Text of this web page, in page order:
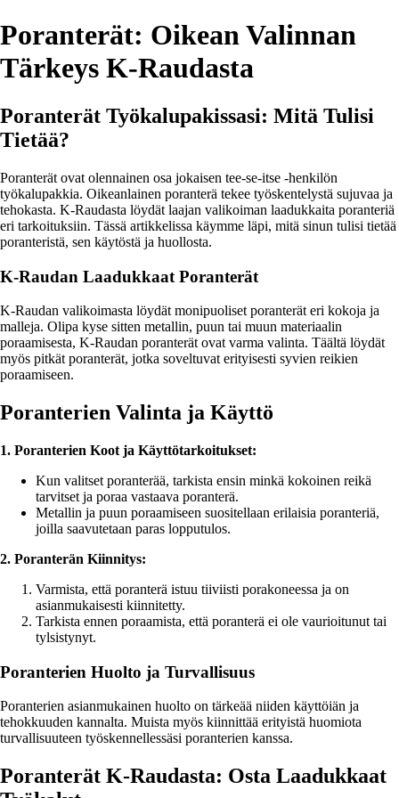
Poranterät: Oikean Valinnan
Tärkeys K-Raudasta
Poranterät Työkalupakissasi: Mitä Tulisi
Tietää?
Poranterät ovat olennainen osa jokaisen tee-se-itse -henkilön
työkalupakkia. Oikeanlainen poranterä tekee työskentelystä sujuvaa ja
tehokasta. K-Raudasta löydät laajan valikoiman laadukkaita poranteriä
eri tarkoituksiin. Tässä artikkelissa käymme läpi, mitä sinun tulisi tietää
poranteristä, sen käytöstä ja huollosta.
K-Raudan Laadukkaat Poranterät
K-Raudan valikoimasta löydät monipuoliset poranterät eri kokoja ja
malleja. Olipa kyse sitten metallin, puun tai muun materiaalin
poraamisesta, K-Raudan poranterät ovat varma valinta. Täältä löydät
myös pitkät poranterät, jotka soveltuvat erityisesti syvien reikien
poraamiseen.
Poranterien Valinta ja Käyttö
1. Poranterien Koot ja Käyttötarkoitukset:
Kun valitset poranterää, tarkista ensin minkä kokoinen reikä
tarvitset ja poraa vastaava poranterä.
Metallin ja puun poraamiseen suositellaan erilaisia poranteriä,
joilla saavutetaan paras lopputulos.
2. Poranterän Kiinnitys:
Varmista, että poranterä istuu tiiviisti porakoneessa ja on
asianmukaisesti kiinnitetty.
Tarkista ennen poraamista, että poranterä ei ole vaurioitunut tai
tylsistynyt.
Poranterien Huolto ja Turvallisuus
Poranterien asianmukainen huolto on tärkeää niiden käyttöiän ja
tehokkuuden kannalta. Muista myös kiinnittää erityistä huomiota
turvallisuuteen työskennellessäsi poranterien kanssa.
Poranterät K-Raudasta: Osta Laadukkaat